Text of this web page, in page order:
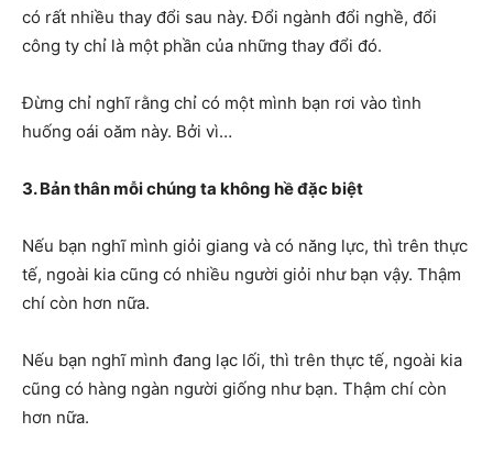
có rất nhiều thay đổi sau này. Đổi ngành đổi nghề, đổi
công ty chỉ là một phần của những thay đổi đó.
Đừng chỉ nghĩ rằng chỉ có một mình bạn rơi vào tình
huống oái oăm này. Bởi vì…
3. Bản thân mỗi chúng ta không hề đặc biệt
Nếu bạn nghĩ mình giỏi giang và có năng lực, thì trên thực
tế, ngoài kia cũng có nhiều người giỏi như bạn vậy. Thậm
chí còn hơn nữa.
Nếu bạn nghĩ mình đang lạc lối, thì trên thực tế, ngoài kia
cũng có hàng ngàn người giống như bạn. Thậm chí còn
hơn nữa.